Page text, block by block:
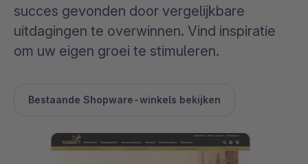
succes gevonden door vergelijkbare
uitdagingen te overwinnen. Vind inspiratie
om uw eigen groei te stimuleren.
Bestaande Shopware-winkels bekijken